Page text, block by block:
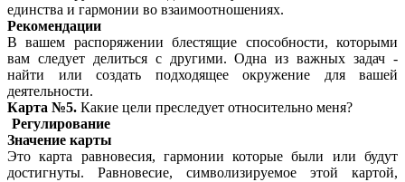
единства и гармонии во взаимоотношениях.
Рекомендации
В вашем распоряжении блестящие способности, которыми
вам следует делиться с другими. Одна из важных задач -
найти или создать подходящее окружение для вашей
деятельности.
Карта №5. Какие цели преследует относительно меня?
Регулирование
Значение карты
Это карта равновесия, гармонии которые были или будут
достигнуты. Равновесие, символизируемое этой картой,